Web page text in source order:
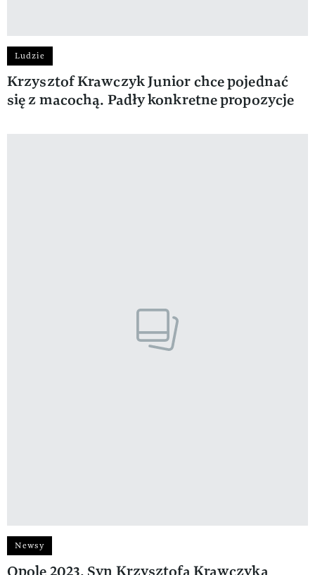
Ludzie
Krzysztof Krawczyk Junior chce pojednać
się z macochą. Padły konkretne propozycje
Newsy
Opole 2023. Syn Krzysztofa Krawczyka